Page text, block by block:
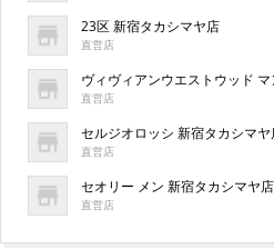
23区 新宿タカシマヤ店
直営店
ヴィヴィアンウエストウッド
直営店
セルジオロッシ 新宿タカシマヤ
直営店
セオリー メン 新宿タカシマヤ店
直営店